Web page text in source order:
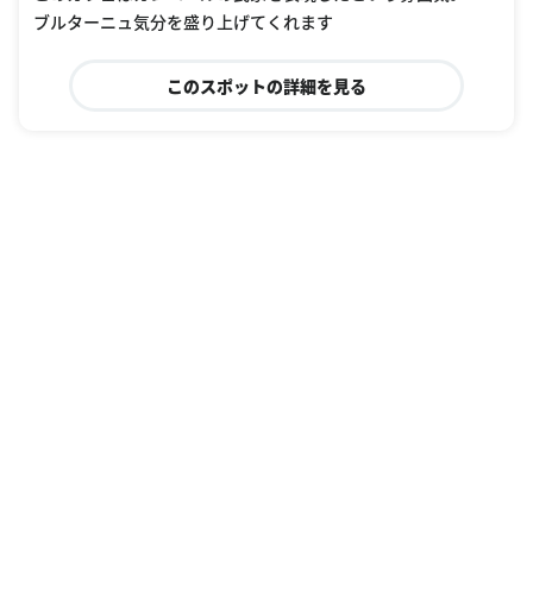
ブルターニュ気分を盛り上げてくれます
このスポットの詳細を見る